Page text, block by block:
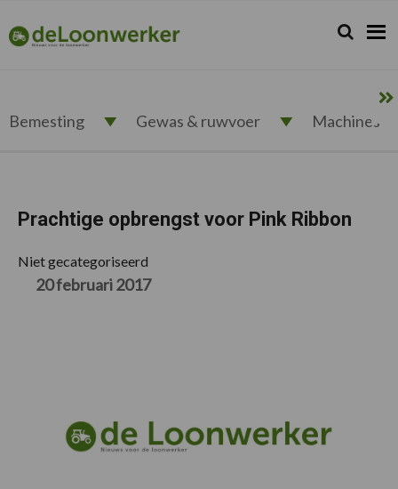
de
hoofdnavigatie
de
hoofd
de
eerste
de
voettekst
deloonwerker.nl Zoeken...
Zoek
Bemesting Gewas & ruwvoer Machines
Prachtige opbrengst voor Pink Ribbon
Niet gecategoriseerd
20 februari 2017